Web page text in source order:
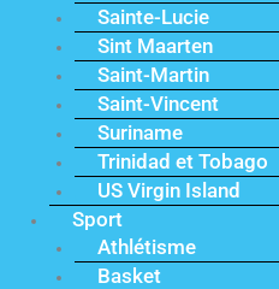
Sainte-Lucie
Sint Maarten
Saint-Martin
Saint-Vincent
Suriname
Trinidad et Tobago
US Virgin Island
Sport
Athlétisme
Basket